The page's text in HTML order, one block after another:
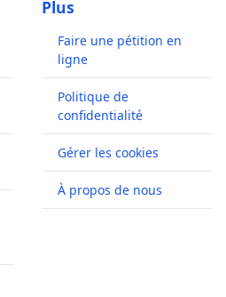
Plus
Faire une pétition en
ligne
Politique de
confidentialité
Gérer les cookies
À propos de nous